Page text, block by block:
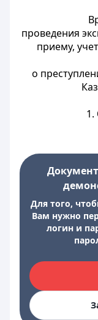
проведения
приему,
о
Для того,
Вам нужно
логин и